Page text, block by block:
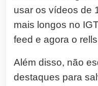
usar os vídeos de
mais longos no
feed e agora o
Além disso, não
destaques para